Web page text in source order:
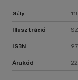
Súly
Illusztráció
ISBN
Árukód